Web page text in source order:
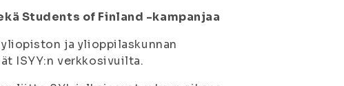
Students of Finland -kampanjaa
ja ylioppilaskunnan
ISYY:n verkkosivuilta.